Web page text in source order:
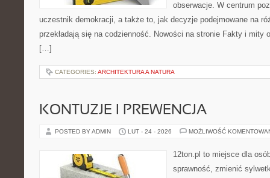
obserwacje. W centrum
uczestnik demokracji, a także to, jak decyzje podejmowane na
przekładają się na codzienność. Nowości na stronie Fakty i mity
[…]
CATEGORIES: ARCHITEKTURA A NATURA
KONTUZJE I PREWENCJA
POSTED BY ADMIN LUT - 24 - 2026 MOŻLIWOŚĆ
12ton.pl to miejsce dla
sprawność, zmienić